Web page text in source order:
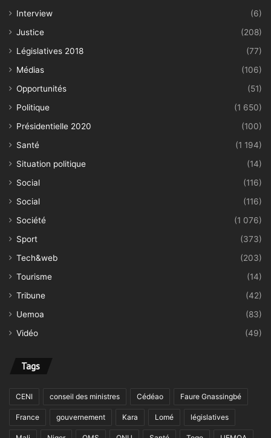
Interview
(6)
Justice
(208)
Législatives 2018
(77)
Médias
(106)
Opportunités
(51)
Politique
(1 650)
Présidentielle 2020
(100)
Santé
(1 194)
Situation politique
(14)
Social
(116)
Social
(116)
Société
(1 076)
Sport
(373)
Tech&web
(203)
Tourisme
(14)
Tribune
(42)
Uemoa
(83)
Vidéo
(49)
Tags
CENI conseil des ministres Cédéao Faure Gnassingbé
France gouvernement Kara Lomé législatives